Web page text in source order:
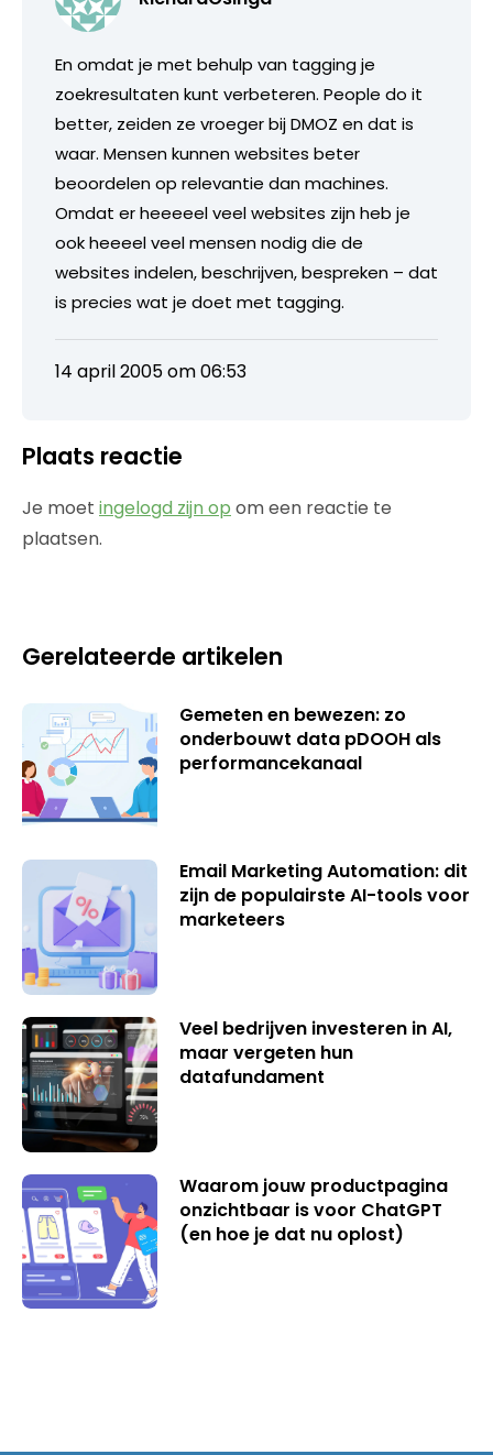
En omdat je met behulp van tagging je
zoekresultaten kunt verbeteren. People do it
better, zeiden ze vroeger bij DMOZ en dat is
waar. Mensen kunnen websites beter
beoordelen op relevantie dan machines.
Omdat er heeeeel veel websites zijn heb je
ook heeeel veel mensen nodig die de
websites indelen, beschrijven, bespreken – dat
is precies wat je doet met tagging.
14 april 2005 om 06:53
Plaats reactie
Je moet ingelogd zijn op om een reactie te
plaatsen.
Gerelateerde artikelen
Gemeten en bewezen: zo
onderbouwt data pDOOH als
performancekanaal
Email Marketing Automation: dit
zijn de populairste AI-tools voor
marketeers
Veel bedrijven investeren in AI,
maar vergeten hun
datafundament
Waarom jouw productpagina
onzichtbaar is voor ChatGPT
(en hoe je dat nu oplost)